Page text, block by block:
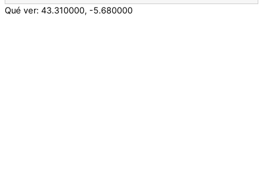
Qué ver: 43.310000, -5.680000